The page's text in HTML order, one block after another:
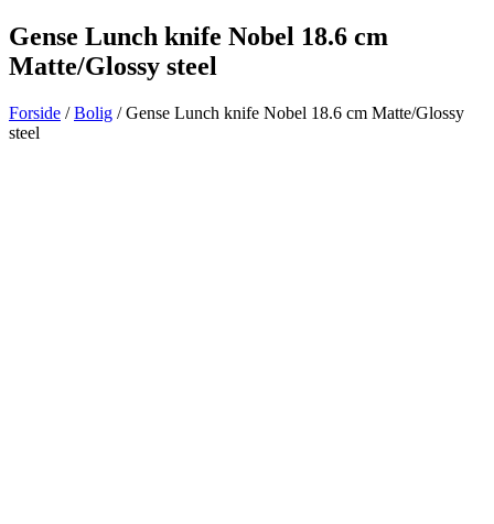
Gense Lunch knife Nobel 18.6 cm
Matte/Glossy steel
Forside /Bolig / Gense Lunch knife Nobel 18.6 cm Matte/Glossy
steel